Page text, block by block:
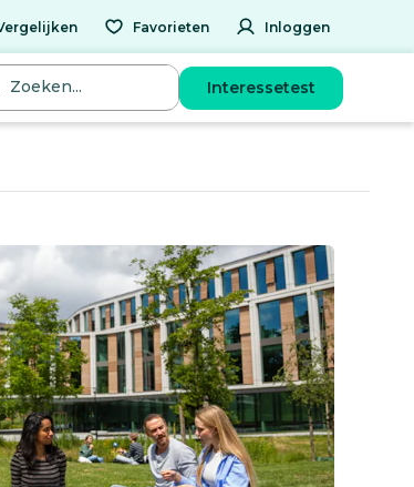
Favorieten Inloggen
Interessetest